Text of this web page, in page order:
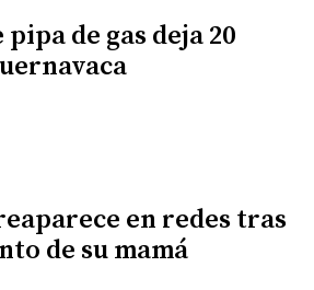
de gas deja 20
en redes tras
de su mamá